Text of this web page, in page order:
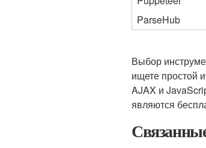
ParseHub
Выбор
ищете простой
AJAX и
являются